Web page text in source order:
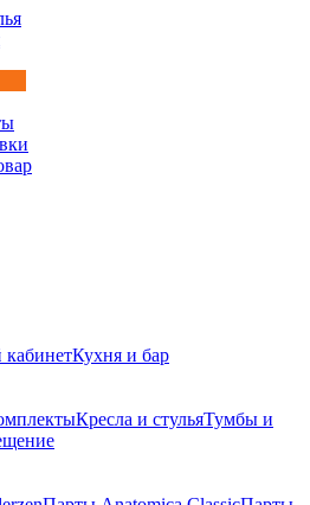
Кухня и бар
Кресла и стульяТумбы и